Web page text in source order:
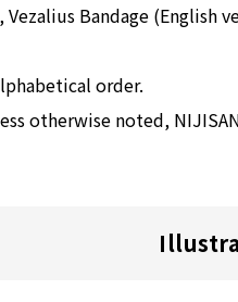
Vezalius Bandage (English
order.
otherwise noted,